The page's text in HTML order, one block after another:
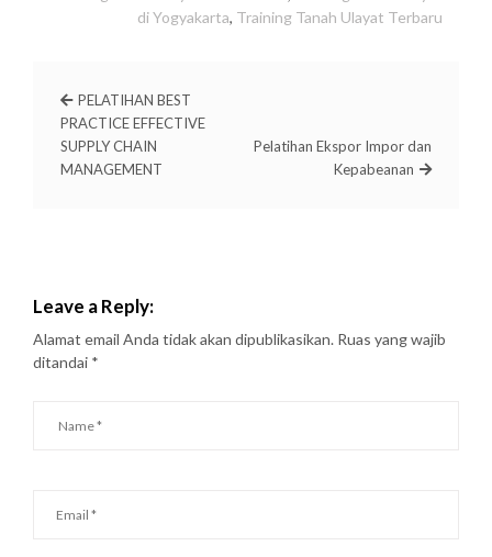
di Yogyakarta, Training Tanah Ulayat Terbaru
PELATIHAN BEST
PRACTICE EFFECTIVE
SUPPLY CHAIN
MANAGEMENT
Pelatihan Ekspor Impor dan
Kepabeanan
Leave a Reply:
Alamat email Anda tidak akan dipublikasikan. Ruas yang wajib
ditandai *